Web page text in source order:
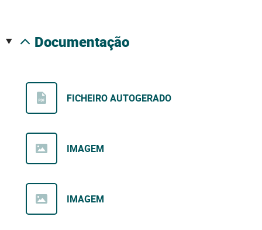
documentação
FICHEIRO AUTOGERADO
IMAGEM
IMAGEM